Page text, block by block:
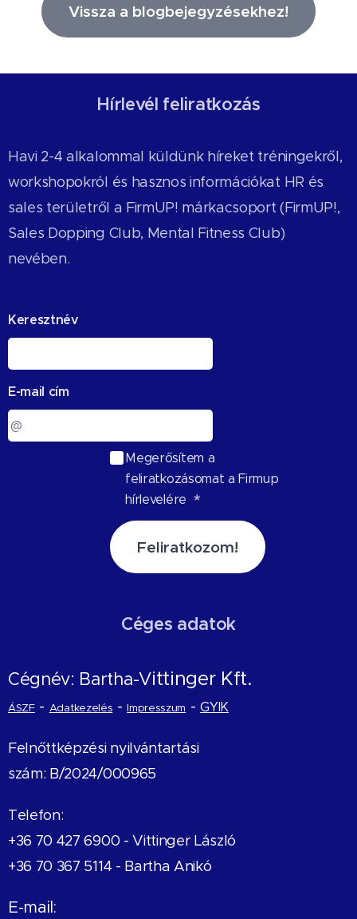
Vissza a blogbejegyzésekhez!
Hírlevél feliratkozás
Havi 2-4 alkalommal küldünk híreket tréningekről,
workshopokról és hasznos információkat HR és
sales területről a FirmUP! márkacsoport (FirmUP!,
Sales Dopping Club, Mental Fitness Club)
nevében.
Keresztnév
E-mail cím
Megerősítem a
feliratkozásomat a Firmup
hírlevelére
Feliratkozom!
Céges adatok
Cégnév: Bartha-Vittinger Kft.
ÁSZF- Adatkezelés -Impresszum -GYIK
Felnőttképzési nyilvántartási
szám: B/2024/000965
Telefon:
+36 70 427 6900 -Vittinger László
+36 70 367 5114 - Bartha Anikó
E-mail: